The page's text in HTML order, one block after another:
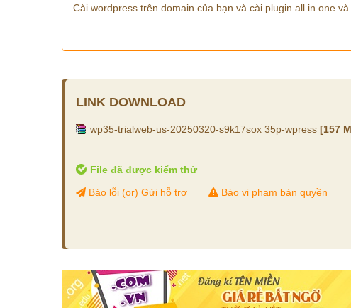
Cài wordpress trên domain của bạn và cài plugin all in one
LINK DOWNLOAD
wp35-trialweb-us-20250320-s9k17sox 35p-wpress [157
File đã được kiểm thử
Báo lỗi (or) Gửi hỗ trợ
Báo vi phạm bản quyền